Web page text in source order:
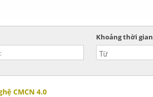
Khoảng thời gian
CMCN 4.0